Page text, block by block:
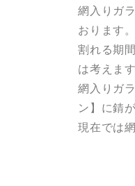
網入りガ
おります。
割れる期
は考えま
網入りガ
ン】に錆
現在では